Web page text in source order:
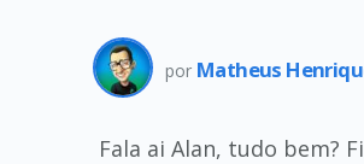
por Matheus
Fala ai Alan, tudo bem?